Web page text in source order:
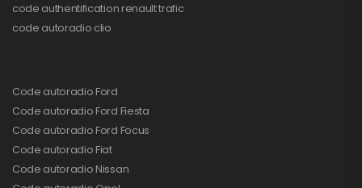
code authentification renault trafic
code autoradio clio
Code autoradio Ford
Code autoradio Ford Fiesta
Code autoradio Ford Focus
Code autoradio Fiat
Code autoradio Nissan